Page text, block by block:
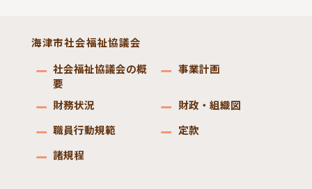
海津市社会福祉協議会
社会福祉協議会の概
要
事業計画
財務状況
財政・組織図
職員行動規範
定款
諸規程